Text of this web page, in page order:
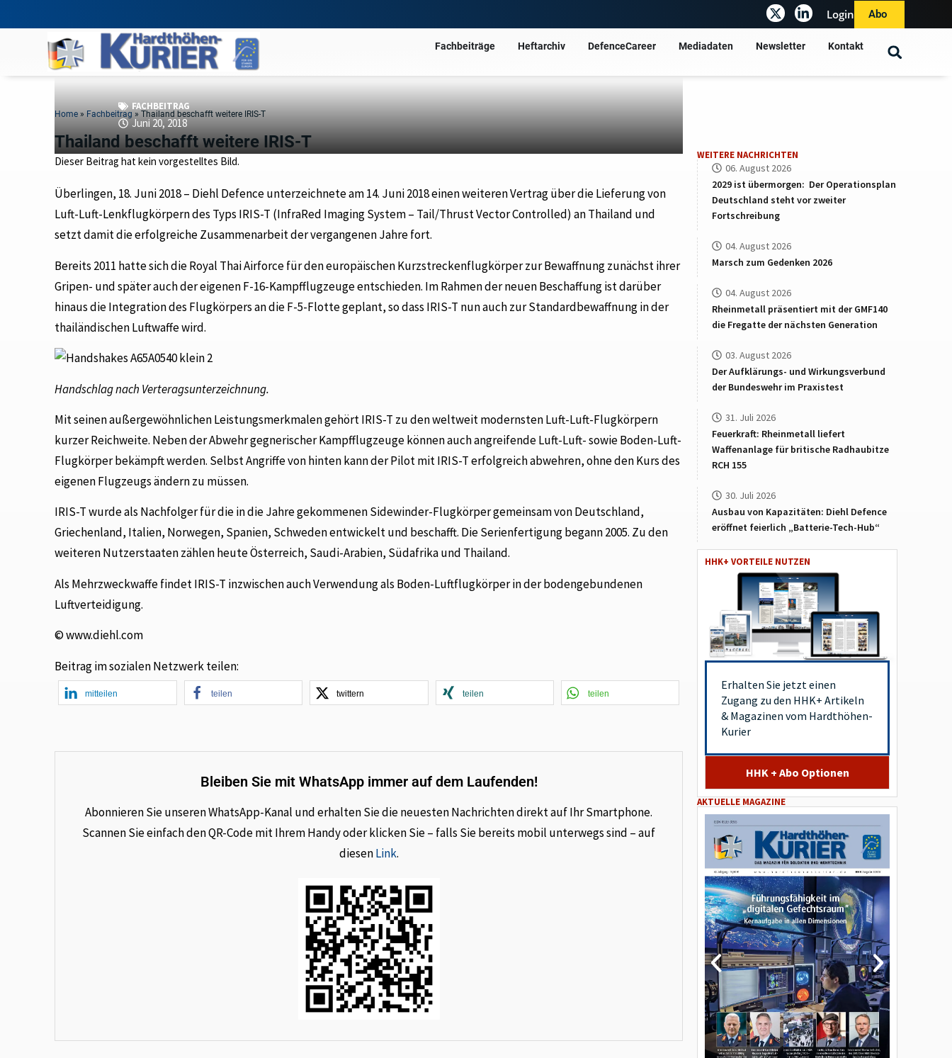
Login Abo
Fachbeiträge Heftarchiv DefenceCareer Mediadaten Newsletter Kontakt
Home » Fachbeitrag »Thailand beschafft weitere IRIS-T
Thailand beschafft weitere IRIS-T
FACHBEITRAG
Juni 20, 2018
Dieser Beitrag hat kein vorgestelltes Bild.
Überlingen, 18. Juni 2018 – Diehl Defence unterzeichnete am 14. Juni 2018 einen weiteren Vertrag über die Lieferung von
Luft-Luft-Lenkflugkörpern des Typs IRIS-T (InfraRed Imaging System – Tail/Thrust Vector Controlled) an Thailand und
setzt damit die erfolgreiche Zusammenarbeit der vergangenen Jahre fort.
Bereits 2011 hatte sich die Royal Thai Airforce für den europäischen Kurzstreckenflugkörper zur Bewaffnung zunächst ihrer
Gripen- und später auch der eigenen F-16-Kampfflugzeuge entschieden. Im Rahmen der neuen Beschaffung ist darüber
hinaus die Integration des Flugkörpers an die F-5-Flotte geplant, so dass IRIS-T nun auch zur Standardbewaffnung in der
thailändischen Luftwaffe wird.
Handschlag nach Verteragsunterzeichnung.
Mit seinen außergewöhnlichen Leistungsmerkmalen gehört IRIS-T zu den weltweit modernsten Luft-Luft-Flugkörpern
kurzer Reichweite. Neben der Abwehr gegnerischer Kampfflugzeuge können auch angreifende Luft-Luft- sowie Boden-Luft-
Flugkörper bekämpft werden. Selbst Angriffe von hinten kann der Pilot mit IRIS-T erfolgreich abwehren, ohne den Kurs des
eigenen Flugzeugs ändern zu müssen.
IRIS-T wurde als Nachfolger für die in die Jahre gekommenen Sidewinder-Flugkörper gemeinsam von Deutschland,
Griechenland, Italien, Norwegen, Spanien, Schweden entwickelt und beschafft. Die Serienfertigung begann 2005. Zu den
weiteren Nutzerstaaten zählen heute Österreich, Saudi-Arabien, Südafrika und Thailand.
Als Mehrzweckwaffe findet IRIS-T inzwischen auch Verwendung als Boden-Luftflugkörper in der bodengebundenen
Luftverteidigung.
© www.diehl.com
Beitrag im sozialen Netzwerk teilen:
mitteilen teilen twittern teilen teilen
Bleiben Sie mit WhatsApp immer auf dem Laufenden!
Abonnieren Sie unseren WhatsApp-Kanal und erhalten Sie die neuesten Nachrichten direkt auf Ihr Smartphone.
Scannen Sie einfach den QR-Code mit Ihrem Handy oder klicken Sie – falls Sie bereits mobil unterwegs sind – auf
diesenLink.
WEITERE NACHRICHTEN
06. August 2026
2029 ist übermorgen: Der Operationsplan
Deutschland steht vor zweiter
Fortschreibung
04. August 2026
Marsch zum Gedenken 2026
04. August 2026
Rheinmetall präsentiert mit der GMF140
die Fregatte der nächsten Generation
03. August 2026
Der Aufklärungs- und Wirkungsverbund
der Bundeswehr im Praxistest
31. Juli 2026
Feuerkraft: Rheinmetall liefert
Waffenanlage für britische Radhaubitze
RCH 155
30. Juli 2026
Ausbau von Kapazitäten: Diehl Defence
eröffnet feierlich „Batterie-Tech-Hub“
HHK+ VORTEILE NUTZEN
Erhalten Sie jetzt einen
Zugang zu den HHK+ Artikeln
& Magazinen vom Hardthöhen-
Kurier
HHK + Abo Optionen
AKTUELLE MAGAZINE